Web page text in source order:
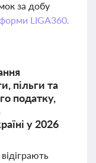
за добу
LIGA360.
пільги та
податку,
у 2026